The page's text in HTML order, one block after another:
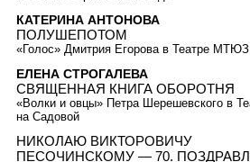
КАТЕРИНА АНТОНОВА
ПОЛУШЕПОТОМ
«Голос» Дмитрия Егорова в Театре МТЮЗ
ЕЛЕНА СТРОГАЛЕВА
СВЯЩЕННАЯ КНИГА ОБОРОТНЯ
«Волки и овцы» Петра Шерешевского в
на Садовой
НИКОЛАЮ ВИКТОРОВИЧУ
ПЕСОЧИНСКОМУ — 70.